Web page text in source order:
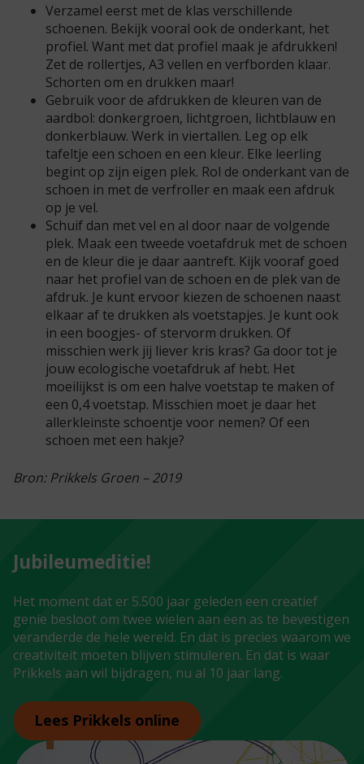
Verzamel eerst met de klas verschillende
schoenen. Bekijk vooral ook de onderkant, het
profiel. Want met dat profiel maak je afdrukken!
Zet de rollertjes, A3 vellen en verfborden klaar.
Schorten om en drukken maar!
Gebruik voor de afdrukken de kleuren van de
aardbol: donkergroen, lichtgroen, lichtblauw en
donkerblauw. Werk in viertallen. Leg op elk
tafeltje een schoen en een kleur. Elke leerling
begint op zijn eigen plek. Rol de onderkant van de
schoen in met de verfroller en maak een afdruk
op je vel.
Schuif dan met vel en al door naar de volgende
plek. Maak een tweede voetafdruk met de schoen
en de kleur die je daar aantreft. Kijk vooraf goed
naar het profiel van de schoen en de plek van de
afdruk. Je kunt ervoor kiezen de schoenen naast
elkaar af te drukken als voetstapjes. Je kunt ook
in een boogjes- of stervorm drukken. Of
misschien werk jij liever kris kras? Ga door tot je
jouw ecologische voetafdruk af hebt. Het
moeilijkst is om een halve voetstap te maken of
een 0,4 voetstap. Misschien moet je daar het
allerkleinste schoentje voor nemen? Of een
schoen met een hakje?
Bron: Prikkels Groen – 2019
Jubileumeditie!
Het moment dat er 5.500 jaar geleden een creatief
genie besloot om twee wielen aan een as te bevestigen
veranderde de hele wereld. En dat is precies waarom we
creativiteit moeten blijven stimuleren. En dat is waar
Prikkels aan wil bijdragen, nu al 10 jaar lang.
Lees Prikkels online